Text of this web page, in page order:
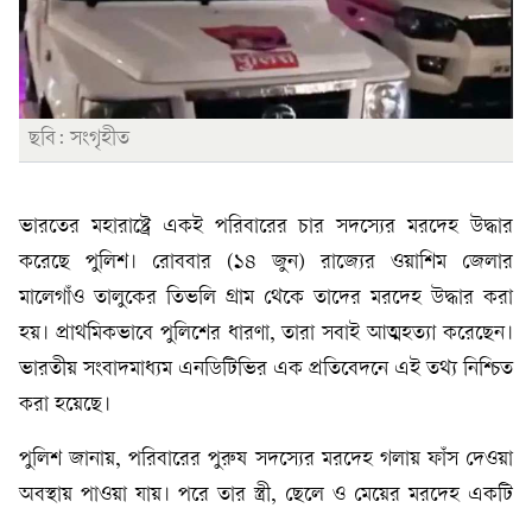
ছবি: সংগৃহীত
ভারতের মহারাষ্ট্রে একই পরিবারের চার সদস্যের মরদেহ উদ্ধার
করেছে পুলিশ। রোববার (১৪ জুন) রাজ্যের ওয়াশিম জেলার
মালেগাঁও তালুকের তিভলি গ্রাম থেকে তাদের মরদেহ উদ্ধার করা
হয়। প্রাথমিকভাবে পুলিশের ধারণা, তারা সবাই আত্মহত্যা করেছেন।
ভারতীয় সংবাদমাধ্যম এনডিটিভির এক প্রতিবেদনে এই তথ্য নিশ্চিত
করা হয়েছে।
পুলিশ জানায়, পরিবারের পুরুষ সদস্যের মরদেহ গলায় ফাঁস দেওয়া
অবস্থায় পাওয়া যায়। পরে তার স্ত্রী, ছেলে ও মেয়ের মরদেহ একটি